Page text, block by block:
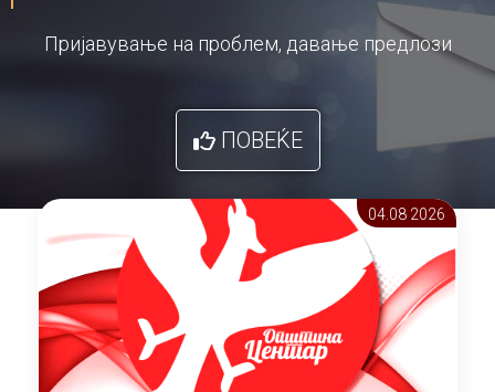
Пријавување на проблем, давање предлози
ПОВЕЌЕ
04.08 2026